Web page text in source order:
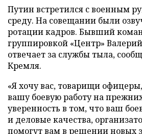
Путин встретился с военным
среду. На совещании были
ротации кадров. Бывший
группировкой «Центр»
отвечает за службы тыла,
Кремля.
«Я хочу вас, товарищи
вашу боевую работу на
уверенность в том, что ваш
и деловые качества,
помогут вам в решении новых